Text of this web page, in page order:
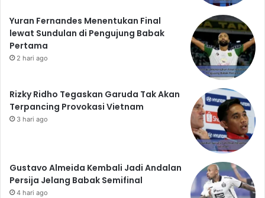
Yuran Fernandes Menentukan Final
lewat Sundulan di Pengujung Babak
Pertama
2 hari ago
Rizky Ridho Tegaskan Garuda Tak Akan
Terpancing Provokasi Vietnam
3 hari ago
Gustavo Almeida Kembali Jadi Andalan
Persija Jelang Babak Semifinal
4 hari ago